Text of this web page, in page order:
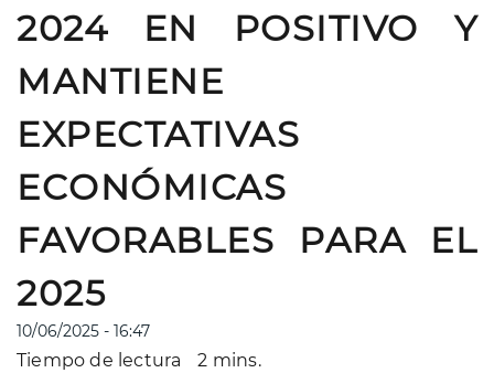
2024 EN POSITIVO Y
MANTIENE
EXPECTATIVAS
ECONÓMICAS
FAVORABLES PARA EL
2025
10/06/2025 - 16:47
Tiempo de lectura 2 mins.